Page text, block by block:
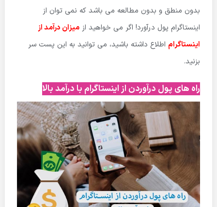
بدون منطق و بدون مطالعه می باشد که نمی توان از
اینستاگرام پول درآورد! اگر می خواهید از میزان درآمد از
اینستاگرام اطلاع داشته باشید، می توانید به این پست سر
بزنید.
راه های پول درآوردن از اینستاگرام با درآمد بالا